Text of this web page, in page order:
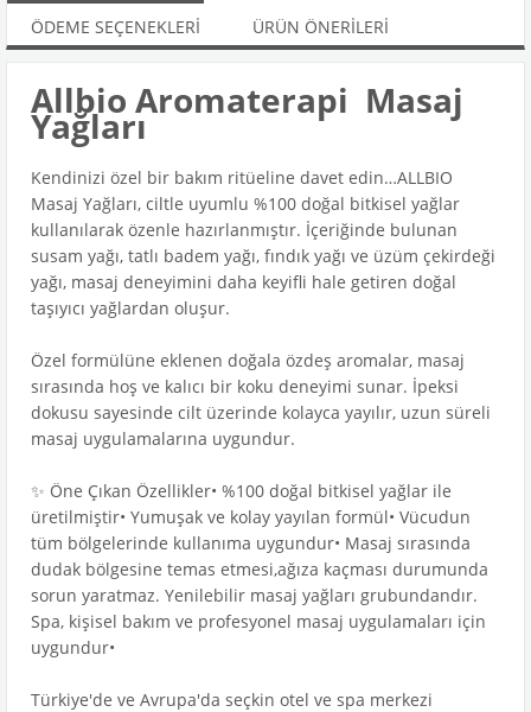
ÖDEME SEÇENEKLERI
ÜRÜN ÖNERILERI
Allbio Aromaterapi Masaj
Yağları
Kendinizi özel bir bakım ritüeline davet edin…ALLBIO
Masaj Yağları, ciltle uyumlu %100 doğal bitkisel yağlar
kullanılarak özenle hazırlanmıştır. İçeriğinde bulunan
susam yağı, tatlı badem yağı, fındık yağı ve üzüm çekirdeği
yağı, masaj deneyimini daha keyifli hale getiren doğal
taşıyıcı yağlardan oluşur.
Özel formülüne eklenen doğala özdeş aromalar, masaj
sırasında hoş ve kalıcı bir koku deneyimi sunar. İpeksi
dokusu sayesinde cilt üzerinde kolayca yayılır, uzun süreli
masaj uygulamalarına uygundur.
✨ Öne Çıkan Özellikler• %100 doğal bitkisel yağlar ile
üretilmiştir• Yumuşak ve kolay yayılan formül• Vücudun
tüm bölgelerinde kullanıma uygundur• Masaj sırasında
dudak bölgesine temas etmesi,ağıza kaçması durumunda
sorun yaratmaz. Yenilebilir masaj yağları grubundandır.
Spa, kişisel bakım ve profesyonel masaj uygulamaları için
uygundur•
Türkiye'de ve Avrupa'da seçkin otel ve spa merkezi